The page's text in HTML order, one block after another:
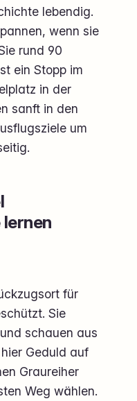
lebendig.
wenn sie
rund 90
ein Stopp im
in der
sanft in den
um
für
Sie
schauen aus
Geduld auf
Graureiher
Weg wählen.